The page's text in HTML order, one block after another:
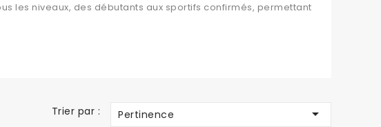
les niveaux, des débutants aux sportifs confirmés, permettant
sur mesure
Trier par : Pertinence 